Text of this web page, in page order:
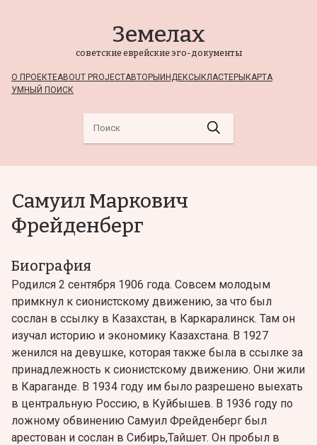
Земелах
советские еврейские эго-документы
О ПРОЕКТЕABOUT PROJECTАВТОРЫ ИНДЕКСЫ КЛАСТЕРЫ КАРТА
УМНЫЙ ПОИСК
Самуил Маркович
Фрейденберг
Биография
Родился 2 сентября 1906 года. Совсем молодым
примкнул к сионистскому движению, за что был
сослан в ссылку в Казахстан, в Каркаралинск. Там он
изучал историю и экономику Казахстана. В 1927
женился на девушке, которая также была в ссылке за
принадлежность к сионистскому движению. Они жили
в Караганде. В 1934 году им было разрешено выехать
в центральную Россию, в Куйбышев. В 1936 году по
ложному обвинению Самуил Фрейденберг был
арестован и сослан в Сибирь,Тайшет. Он пробыл в